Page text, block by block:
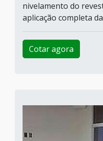
nivelamento do
aplicação completa da
Cotar agora